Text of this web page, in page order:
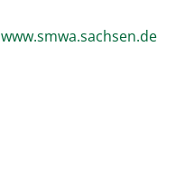
www.smwa.sachsen.de